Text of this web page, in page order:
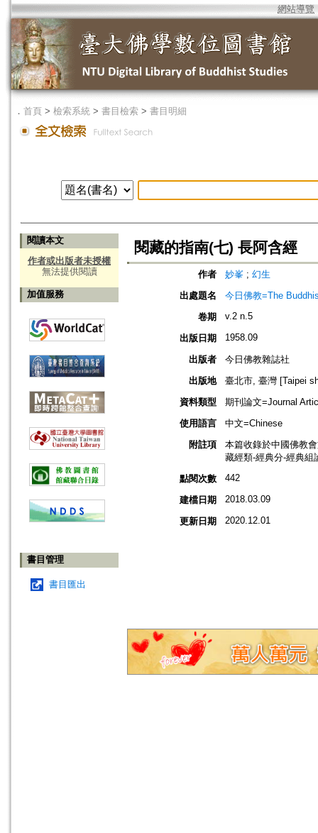
網站導覽
． 首頁 > 檢索系統 > 書目檢索 > 書目明細
閱讀本文
作者或出版者未授權
無法提供閱讀
加值服務
書目管理
書目匯出
閱藏的指南(七) 長阿含經
作者 妙峯 ; 幻生
出處題名
今日佛教=The
卷期
v.2 n.5
出版日期 1958.09
出版者
今日佛教雜誌社
出版地
臺北市, 臺灣 [Taipei
資料類型
期刊論文=Journal
使用語言
中文=Chinese
附註項
本篇收錄於中國佛教
藏經類-經典分-經典組
點閱次數
442
建檔日期 2018.03.09
更新日期 2020.12.01